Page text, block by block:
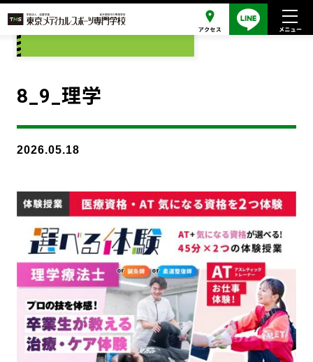
添付ファイル
8_9_理学
2026.05.18